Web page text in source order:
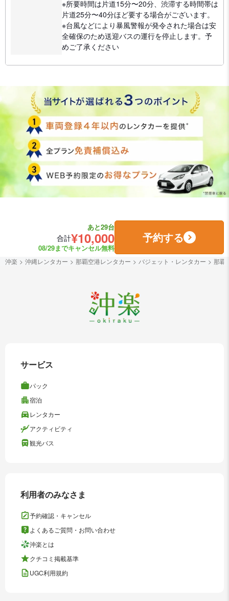
※所要時間は片道15分〜20分、渋滞する時間帯は
片道25分〜40分ほど要する場合がございます。
※台風などにより暴風警報が発令された場合は安
全確保のため送迎バスの運行を停止します。予
めご了承ください
あと29台
合計¥10,000
08/29までキャンセル無料
予約する
沖楽 沖縄レンタカー 那覇空港レンタカー バジェット・レンタカー 那覇
サービス
パック
宿泊
レンタカー
アクティビティ
観光バス
利用者のみなさま
予約確認・キャンセル
よくあるご質問・お問い合わせ
沖楽とは
クチコミ掲載基準
UGC利用規約